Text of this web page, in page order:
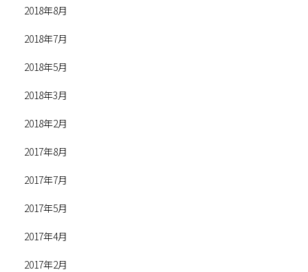
2018年8月
2018年7月
2018年5月
2018年3月
2018年2月
2017年8月
2017年7月
2017年5月
2017年4月
2017年2月